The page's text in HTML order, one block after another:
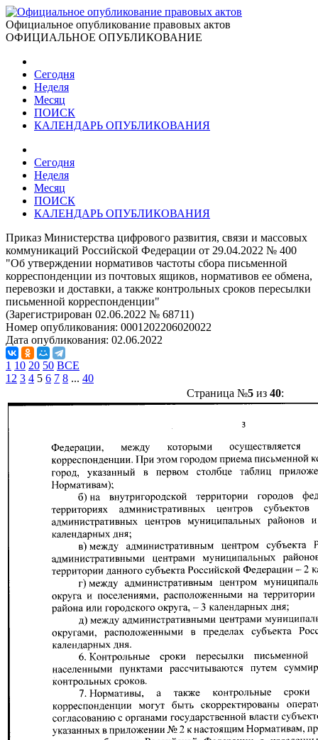
Официальное опубликование правовых актов
ОФИЦИАЛЬНОЕ ОПУБЛИКОВАНИЕ
Сегодня
Неделя
Месяц
ПОИСК
КАЛЕНДАРЬ ОПУБЛИКОВАНИЯ
Сегодня
Неделя
Месяц
ПОИСК
КАЛЕНДАРЬ ОПУБЛИКОВАНИЯ
Приказ Министерства цифрового развития, связи и массовых
коммуникаций Российской Федерации от 29.04.2022 № 400
"Об утверждении нормативов частоты сбора письменной
корреспонденции из почтовых ящиков, нормативов ее обмена,
перевозки и доставки, а также контрольных сроков пересылки
письменной корреспонденции"
(Зарегистрирован 02.06.2022 № 68711)
Номер опубликования: 0001202206020022
Дата опубликования: 02.06.2022
1 10 20 50 ВСЕ
1 2 3 4 5 6 7 8 ... 40
Страница №5из 40: